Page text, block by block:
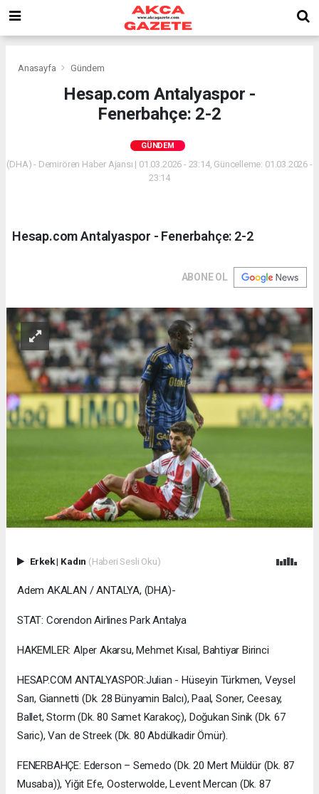
Anasayfa Gündem
Hesap.com Antalyaspor -
Fenerbahçe: 2-2
GÜNDEM
(DHA) - Demirören Haber Ajansı | 01.03.2026 - 23:14, Güncelleme: 01.03.2026 -
23:14
Hesap.com Antalyaspor - Fenerbahçe: 2-2
ABONE OL
Erkek| Kadın (Haberi Sesli Oku)
Adem AKALAN / ANTALYA, (DHA)-
STAT: Corendon Airlines Park Antalya
HAKEMLER: Alper Akarsu, Mehmet Kısal, Bahtiyar Birinci
HESAP.COM ANTALYASPOR:Julian - Hüseyin Türkmen, Veysel
Sarı, Giannetti (Dk. 28 Bünyamin Balcı), Paal, Soner, Ceesay,
Ballet, Storm (Dk. 80 Samet Karakoç), Doğukan Sinik (Dk. 67
Saric), Van de Streek (Dk. 80 Abdülkadir Ömür).
FENERBAHÇE: Ederson – Semedo (Dk. 20 Mert Müldür (Dk. 87
Musaba)), Yiğit Efe, Oosterwolde, Levent Mercan (Dk. 87